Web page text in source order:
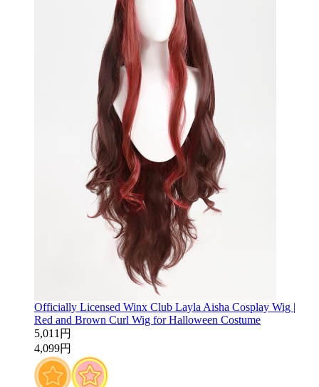
Officially Licensed Winx Club Layla Aisha Cosplay Wig |
Red and Brown Curl Wig for Halloween Costume
5,011円
4,099円